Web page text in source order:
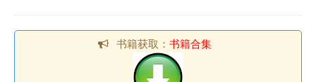
书籍获取： 书籍合集